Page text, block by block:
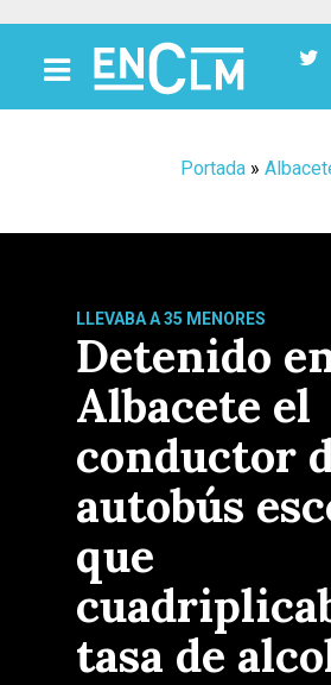
Portada»
LLEVABA A 35 MENORES
Detenido
Albacete el
conductor
autobús
que
tasa de